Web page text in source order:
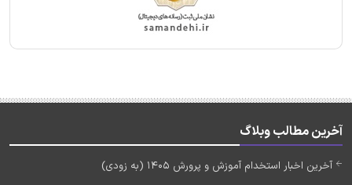
آخرین مطالب وبلاگ
آخرین اخبار استخدام آموزش و پرورش 1405 (به زودی)